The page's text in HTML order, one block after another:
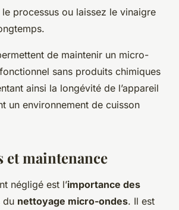
processus ou laissez le vinaigre
de maintenir un micro-
sans produits chimiques
ainsi la longévité de l’appareil
un environnement de cuisson
et maintenance
négligé est l’importance des
du nettoyage micro-ondes. Il est